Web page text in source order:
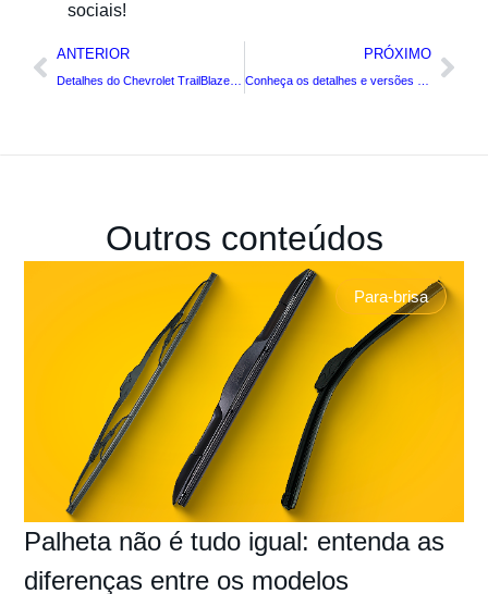
sociais!
ANTERIOR PRÓXIMO
Outros conteúdos
Para-brisa
Palheta não é tudo igual: entenda as
diferenças entre os modelos